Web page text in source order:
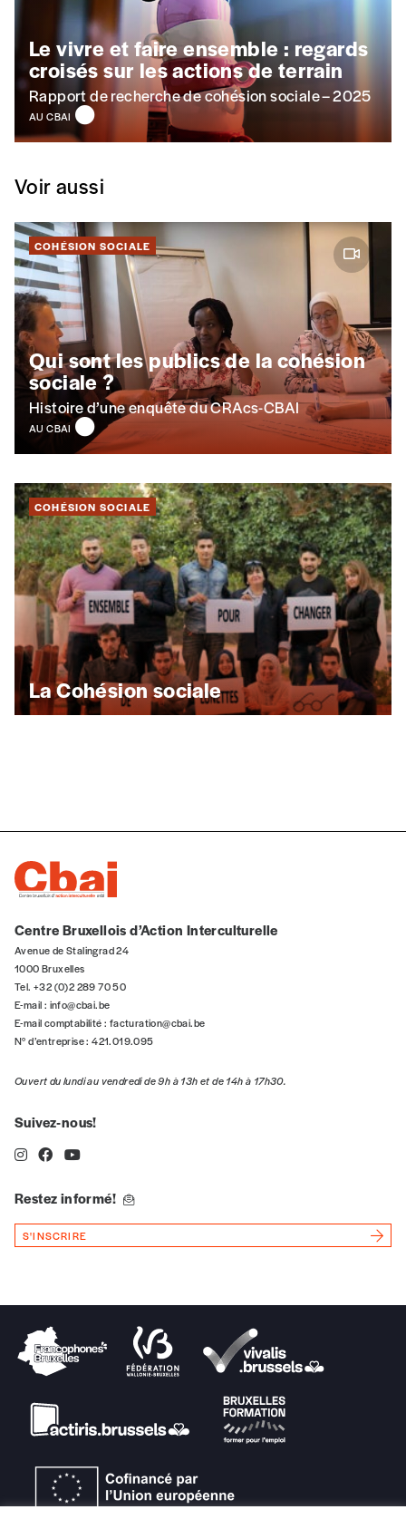
Le vivre et faire ensemble : regards
croisés sur les actions de terrain
Rapport de recherche de cohésion sociale – 2025
AU CBAI
Voir aussi
COHÉSION SOCIALE
Qui sont les publics de la cohésion
sociale ?
Histoire d’une enquête du CRAcs-CBAI
AU CBAI
COHÉSION SOCIALE
La Cohésion sociale
Centre Bruxellois d’Action Interculturelle
Avenue de Stalingrad 24
1000 Bruxelles
Tel. +32 (0)2 289 70 50
E-mail : info@cbai.be
E-mail comptabilité : facturation@cbai.be
N° d’entreprise : 421.019.095
Ouvert du lundi au vendredi de 9h à 13h et de 14h à 17h30.
Suivez-nous!
Restez informé!
S'INSCRIRE